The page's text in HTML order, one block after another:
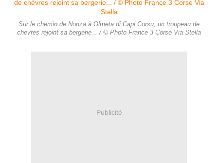
Sur le chemin de Nonza à Olmeta di Capi Corsu, un troupeau de
chèvres rejoint sa bergerie... / © Photo France 3 Corse Via Stella
Publicité